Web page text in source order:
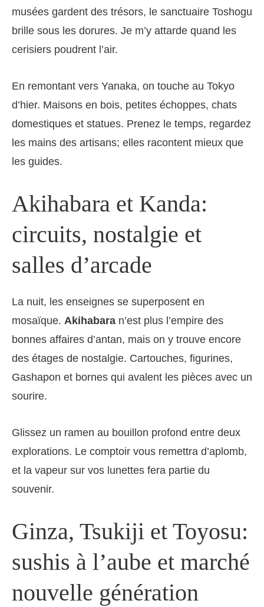
musées gardent des trésors, le sanctuaire Toshogu
brille sous les dorures. Je m’y attarde quand les
cerisiers poudrent l’air.
En remontant vers Yanaka, on touche au Tokyo
d’hier. Maisons en bois, petites échoppes, chats
domestiques et statues. Prenez le temps, regardez
les mains des artisans; elles racontent mieux que
les guides.
Akihabara et Kanda:
circuits, nostalgie et
salles d’arcade
La nuit, les enseignes se superposent en
mosaïque. Akihabara n’est plus l’empire des
bonnes affaires d’antan, mais on y trouve encore
des étages de nostalgie. Cartouches, figurines,
Gashapon et bornes qui avalent les pièces avec un
sourire.
Glissez un ramen au bouillon profond entre deux
explorations. Le comptoir vous remettra d’aplomb,
et la vapeur sur vos lunettes fera partie du
souvenir.
Ginza, Tsukiji et Toyosu:
sushis à l’aube et marché
nouvelle génération